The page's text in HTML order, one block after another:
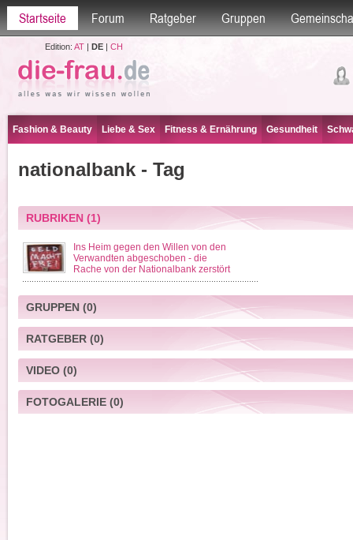
Startseite Forum Ratgeber Gruppen
Edition: AT| DE| CH
Fashion & Beauty Liebe & Sex Fitness & Ernährung Gesundheit
nationalbank - Tag
RUBRIKEN(1)
Ins Heim gegen den Willen von den
Verwandten abgeschoben - die
Rache von der Nationalbank zerstört
GRUPPEN(0)
RATGEBER(0)
VIDEO(0)
FOTOGALERIE(0)